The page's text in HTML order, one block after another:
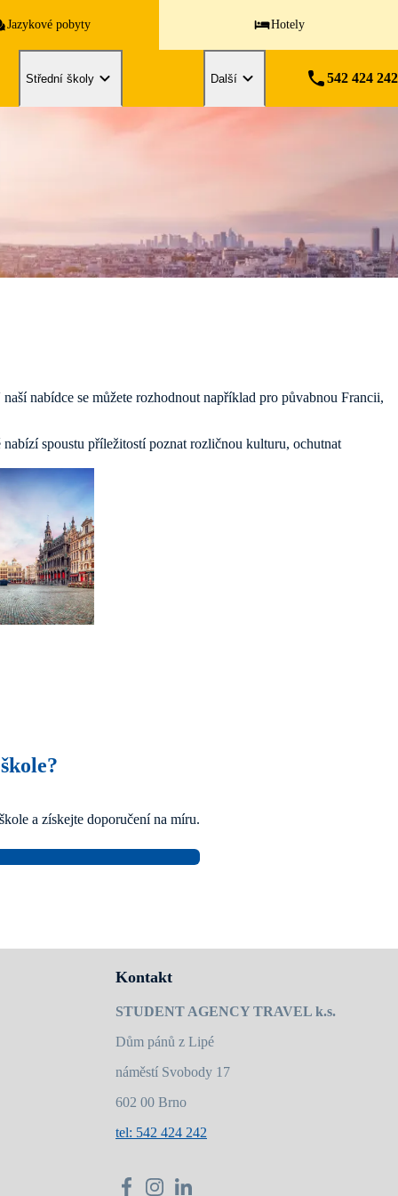
Jazykové pobyty Hotely
Střední školy Další 542 424 242
nabídce se můžete rozhodnout například pro půvabnou Francii,
nabízí spoustu příležitostí poznat rozličnou kulturu, ochutnat
a získejte doporučení na míru.
Kontakt
STUDENT AGENCY TRAVEL k.s.
Dům pánů z Lipé
náměstí Svobody 17
602 00 Brno
tel: 542 424 242